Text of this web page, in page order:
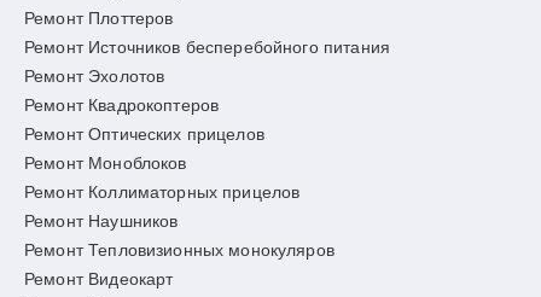
Ремонт Плоттеров
Ремонт Источников бесперебойного питания
Ремонт Эхолотов
Ремонт Квадрокоптеров
Ремонт Оптических прицелов
Ремонт Моноблоков
Ремонт Коллиматорных прицелов
Ремонт Наушников
Ремонт Тепловизионных монокуляров
Ремонт Видеокарт